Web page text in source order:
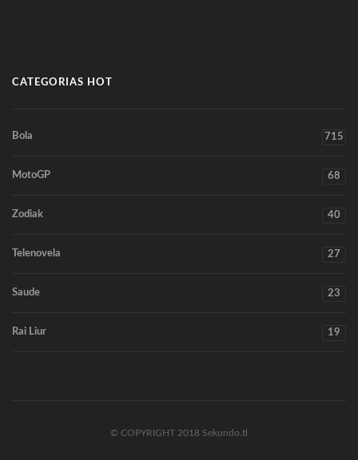
CATEGORIAS HOT
Bola 715
MotoGP 68
Zodiak 40
Telenovela 27
Saude 23
Rai Liur 19
© COPYRIGHT 2018 Sekundo.tl